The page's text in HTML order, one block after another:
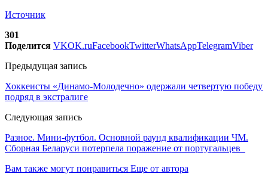
Источник
301
Поделится VKOK.ruFacebookTwitterWhatsAppTelegramViber
Предыдущая запись
Хоккеисты «Динамо-Молодечно» одержали четвертую победу
подряд в экстралиге
Следующая запись
Разное. Мини-футбол. Основной раунд квалификации ЧМ.
Сборная Беларуси потерпела поражение от португальцев
Вам также могут понравиться Еще от автора